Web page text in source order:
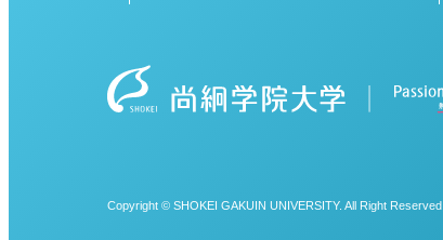
Copyright © SHOKEI GAKUIN UNIVERSITY. All Right Reserved.